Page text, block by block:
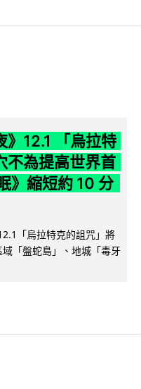
》12.1 「烏拉特
不為提高世界首
》縮短約 10 分
「烏拉特克的詛咒」將
「盤蛇島」、地城「毒牙